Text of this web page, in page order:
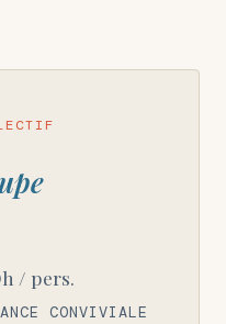
/ pers.
CONVIVIALE